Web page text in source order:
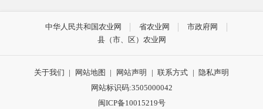
中华人民共和国农业网 省农业网
市政府网
县（市、区）农业网
关于我们 | 网站地图 | 网站声明 | 联系方式 | 隐私声明
网站标识码:3505000042
闽ICP备10015219号